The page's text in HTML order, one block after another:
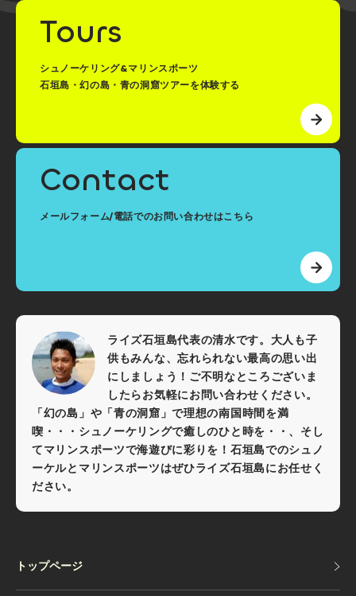
Tours
シュノーケリング&マリンスポーツ
石垣島・幻の島・青の洞窟ツアーを体験する
Contact
メールフォーム/電話でのお問い合わせはこちら
ライズ石垣島代表の清水です。大人も子
供もみんな、忘れられない最高の思い出
にしましょう！ご不明なところございま
したらお気軽にお問い合わせください。
「幻の島」や「青の洞窟」で理想の南国時間を満
喫・・・シュノーケリングで癒しのひと時を・・、そし
てマリンスポーツで海遊びに彩りを！石垣島でのシュノ
ーケルとマリンスポーツはぜひライズ石垣島にお任せく
ださい。
トップページ